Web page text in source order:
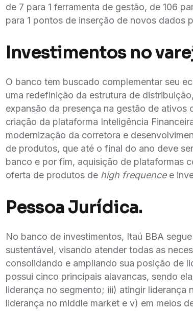
de 7 para 1 ferramenta de gestão, de 106
para 1 pontos de inserção de novos dados
Investimentos no
O banco tem buscado complementar seu
uma redefinição da estrutura de
expansão da presença na gestão de
criação da plataforma Inteligência
modernização da corretora e
de produtos, que até o final do ano deve
banco e por fim, aquisição de plataformas
oferta de produtos de high frequencee
Pessoa Jurídica.
No banco de investimentos, Itaú BBA
sustentável, visando atender todas as
consolidando e ampliando sua posição de
possui cinco principais alavancas, sendo
liderança no segmento; iii) atingir
liderança no middle market e v) em meios